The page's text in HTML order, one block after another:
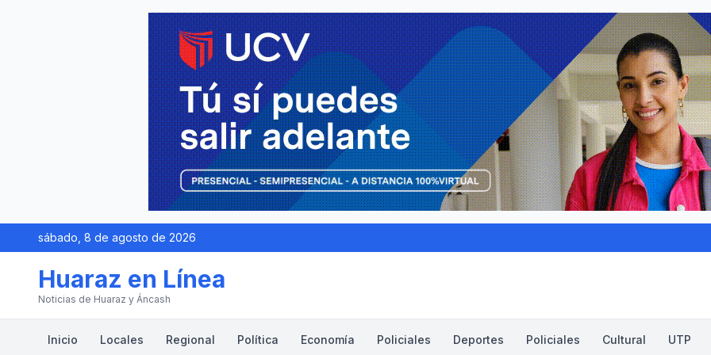
sábado, 8 de agosto de 2026
Huaraz en Línea
Noticias de Huaraz y Áncash
Inicio Locales Regional Política Economía Policiales Deportes Policiales Cultural UTP